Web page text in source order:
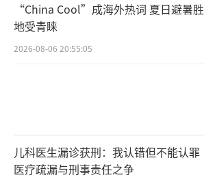
“China Cool”成海外热词 夏日避暑胜
地受青睐
2026-08-06 20:55:05
儿科医生漏诊获刑：我认错但不能认罪
医疗疏漏与刑事责任之争